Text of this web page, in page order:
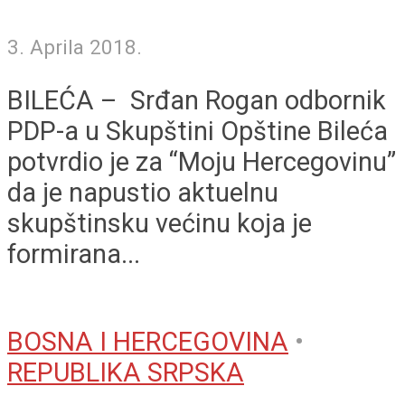
3. Aprila 2018.
BILEĆA – Srđan Rogan odbornik
PDP-a u Skupštini Opštine Bileća
potvrdio je za “Moju Hercegovinu”
da je napustio aktuelnu
skupštinsku većinu koja je
formirana...
BOSNA I HERCEGOVINA •
REPUBLIKA SRPSKA